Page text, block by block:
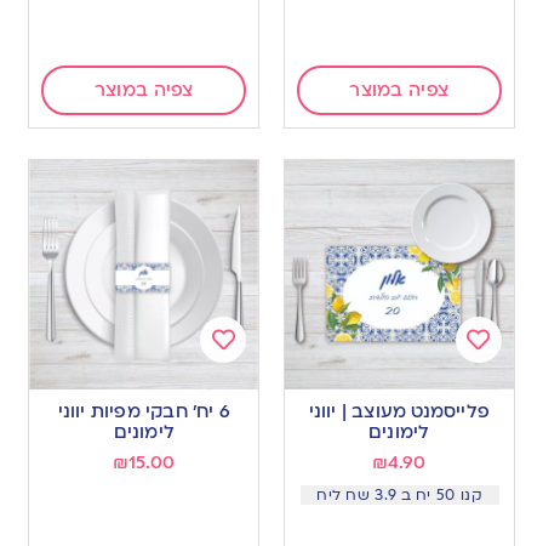
צפיה במוצר צפיה במוצר
Add
to
פלייסמנט מעוצב | יווני
לימונים
₪4.90
קנו 50 יח ב 3.9 שח ליח
6 יח’ חבקי מפיות יווני
לימונים
₪15.00